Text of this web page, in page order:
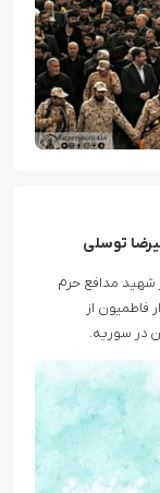
توسلی
شهید مدافع حرم
فاطمیون از
در سوریه.